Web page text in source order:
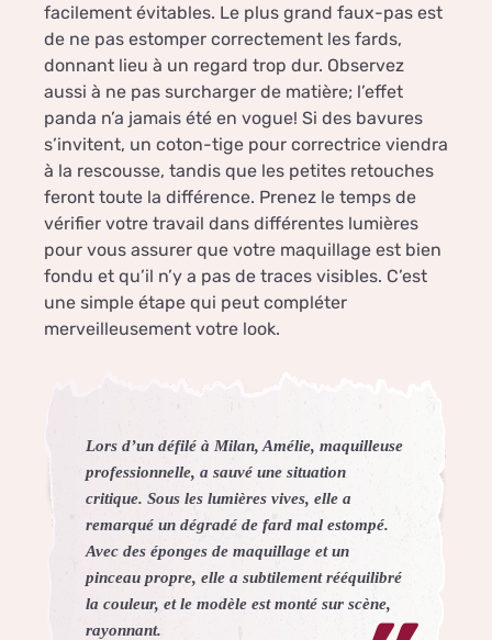
facilement évitables. Le plus grand faux-pas est
de ne pas estomper correctement les fards,
donnant lieu à un regard trop dur. Observez
aussi à ne pas surcharger de matière; l’effet
panda n’a jamais été en vogue! Si des bavures
s’invitent, un coton-tige pour correctrice viendra
à la rescousse, tandis que les petites retouches
feront toute la différence. Prenez le temps de
vérifier votre travail dans différentes lumières
pour vous assurer que votre maquillage est bien
fondu et qu’il n’y a pas de traces visibles. C’est
une simple étape qui peut compléter
merveilleusement votre look.
Lors d’un défilé à Milan, Amélie, maquilleuse
professionnelle, a sauvé une situation
critique. Sous les lumières vives, elle a
remarqué un dégradé de fard mal estompé.
Avec des éponges de maquillage et un
pinceau propre, elle a subtilement rééquilibré
la couleur, et le modèle est monté sur scène,
rayonnant.